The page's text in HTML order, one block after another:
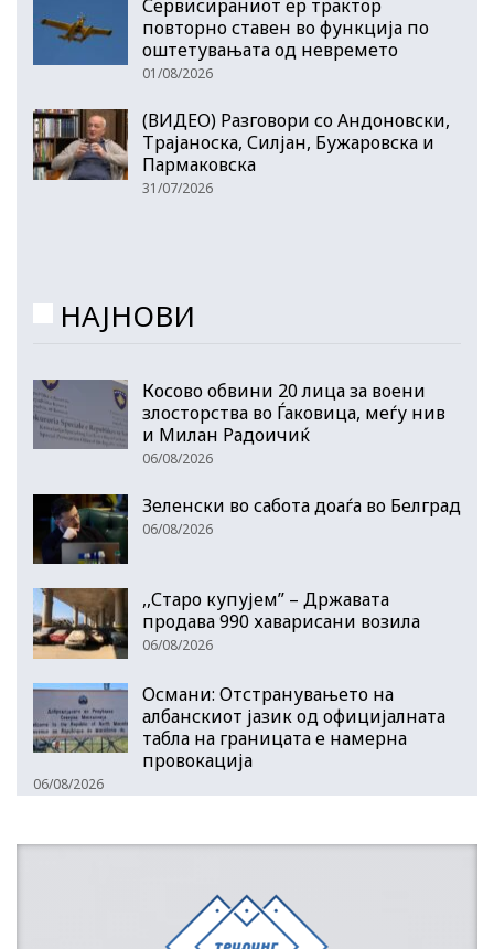
Сервисираниот ер трактор
повторно ставен во функција по
оштетувањата од невремето
01/08/2026
(ВИДЕО) Разговори со Андоновски,
Трајаноска, Силјан, Бужаровска и
Пармаковска
31/07/2026
НАЈНОВИ
Косово обвини 20 лица за воени
злосторства во Ѓаковица, меѓу нив
и Милан Радоичиќ
06/08/2026
Зеленски во сабота доаѓа во Белград
06/08/2026
,,Старо купујем” – Државата
продава 990 хаварисани возила
06/08/2026
Османи: Отстранувањето на
албанскиот јазик од официјалната
табла на границата е намерна
провокација
06/08/2026